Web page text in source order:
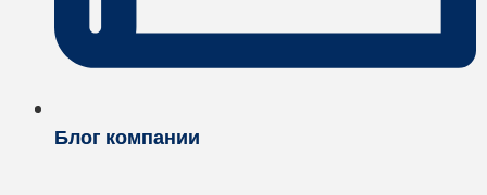
Блог компании